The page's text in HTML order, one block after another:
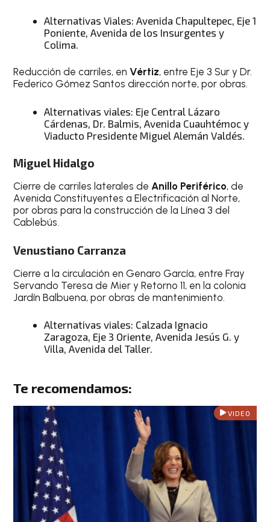
Alternativas Viales: Avenida Chapultepec, Eje 1
Poniente, Avenida de los Insurgentes y
Colima.
Reducción de carriles, enVértiz, entre Eje 3 Sur y Dr.
Federico Gómez Santos dirección norte, por obras.
Alternativas viales: Eje Central Lázaro
Cárdenas, Dr. Balmis, Avenida Cuauhtémoc y
Viaducto Presidente Miguel Alemán Valdés.
Miguel Hidalgo
Cierre de carriles laterales deAnillo Periférico, de
Avenida Constituyentes a Electrificación al Norte,
por obras para la construcción de la Línea 3 del
Cablebús.
Venustiano Carranza
Cierre a la circulación en Genaro García, entre Fray
Servando Teresa de Mier y Retorno 11, en la colonia
Jardín Balbuena, por obras de mantenimiento.
Alternativas viales: Calzada Ignacio
Zaragoza, Eje 3 Oriente, Avenida Jesús G. y
Villa, Avenida del Taller.
Te recomendamos:
VIDEO